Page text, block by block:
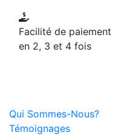
Facilité de paiement
en 2, 3 et 4 fois
Qui Sommes-Nous?
Témoignages